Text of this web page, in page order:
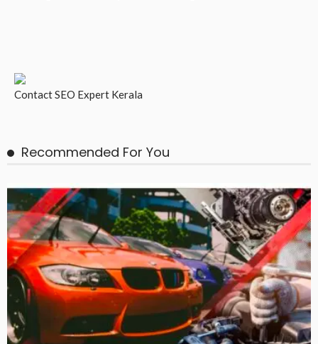
ContactSEO Expert Kerala
Recommended For You